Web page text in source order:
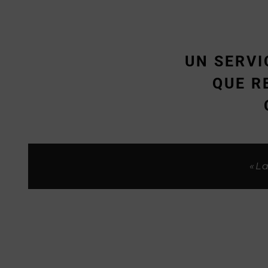
UN
QUE
«Siempre me habeis tratado
«Son